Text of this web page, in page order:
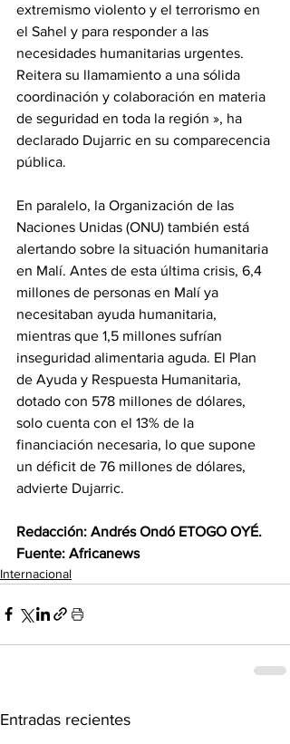
extremismo violento y el terrorismo en
el Sahel y para responder a las
necesidades humanitarias urgentes.
Reitera su llamamiento a una sólida
coordinación y colaboración en materia
de seguridad en toda la región », ha
declarado Dujarric en su comparecencia
pública.
‎En paralelo, la Organización de las
Naciones Unidas (ONU) también está
alertando sobre la situación humanitaria
en Malí. Antes de esta última crisis, 6,4
millones de personas en Malí ya
necesitaban ayuda humanitaria,
mientras que 1,5 millones sufrían
inseguridad alimentaria aguda. El Plan
de Ayuda y Respuesta Humanitaria,
dotado con 578 millones de dólares,
solo cuenta con el 13% de la
financiación necesaria, lo que supone
un déficit de 76 millones de dólares,
advierte Dujarric.
‎Redacción: Andrés Ondó ETOGO OYÉ.
‎Fuente: Africanews
Internacional
Entradas recientes